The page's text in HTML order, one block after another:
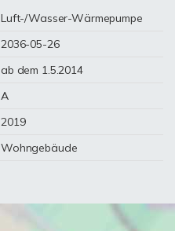
Luft-/Wasser-Wärmepumpe
2036-05-26
ab dem 1.5.2014
A
2019
Wohngebäude